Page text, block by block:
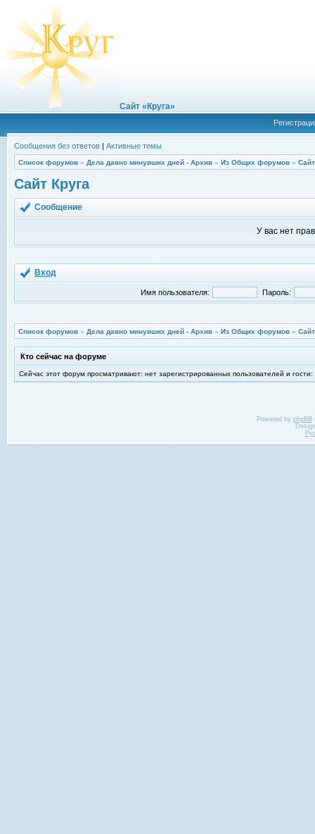
Сайт «Круга»
Сообщения без ответов | Активные темы
Список форумов » Дела давно минувших дней - Архив » Из Общих форумов »
Сайт Круга
Сообщение
У вас нет
Вход
Имя пользователя: Пароль:
Список форумов » Дела давно минувших дней - Архив » Из Общих форумов »
Кто сейчас на форуме
Сейчас этот форум просматривают: нет зарегистрированных пользователей и гости:
Powered by phpBB